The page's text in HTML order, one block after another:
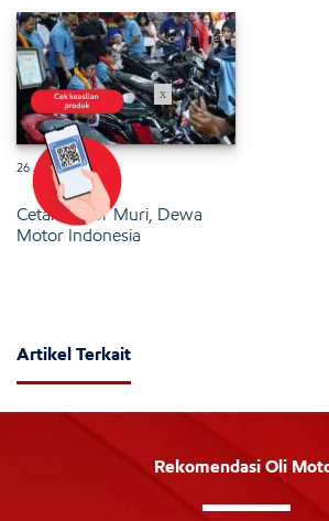
26 Januari 2025
Cetak Rekor Muri, Dewa
Motor Indonesia
Artikel Terkait
Rekomendasi Oli
x